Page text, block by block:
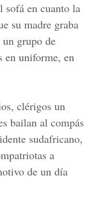
sofá en cuanto la
su madre graba
grupo de
en uniforme, en
clérigos un
bailan al compás
sudafricano,
a
de un día